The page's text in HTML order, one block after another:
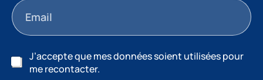
J’accepte que mes données soient utilisées pour
me recontacter.